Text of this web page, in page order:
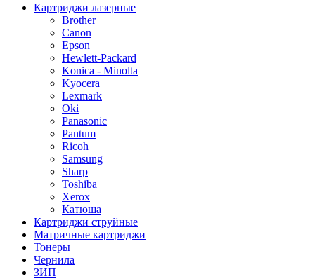
Картриджи лазерные
Brother
Canon
Epson
Hewlett-Packard
Konica - Minolta
Kyocera
Lexmark
Oki
Panasonic
Pantum
Ricoh
Samsung
Sharp
Toshiba
Xerox
Катюша
Картриджи струйные
Матричные картриджи
Тонеры
Чернила
ЗИП